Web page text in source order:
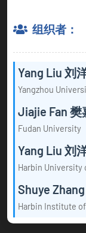
组织者：
Yang Liu 刘
Yangzhou
Jiajie Fan 樊
Fudan University
Yang Liu 刘
Harbin University
Shuye
Harbin Institute